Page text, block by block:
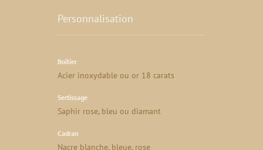
Personnalisation
Boîtier
Acier inoxydable ou or 18 carats
Sertissage
Saphir rose, bleu ou diamant
Cadran
Nacre blanche, bleue, rose